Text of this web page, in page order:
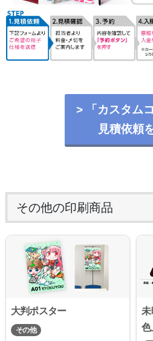
> 「カスタム
見積依頼
その他の印刷商品
大判ポスター
その他
未
色